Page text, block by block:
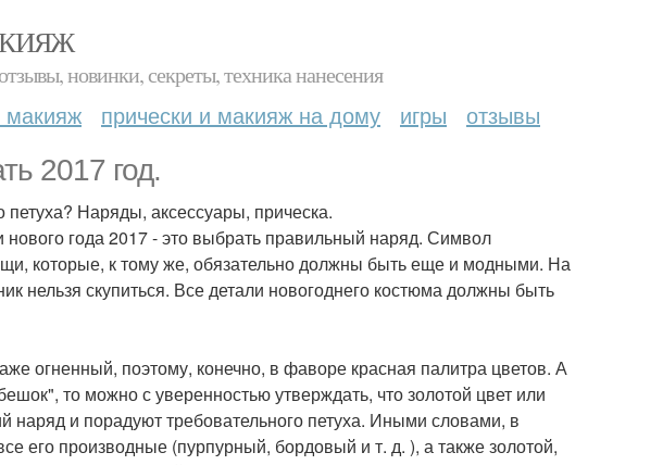
новинки, секреты, техника нанесения
макияж прически и макияж на дому игры отзывы
2017 год.
петуха? Наряды, аксессуары, прическа.
года 2017 - это выбрать правильный наряд. Символ
которые, к тому же, обязательно должны быть еще и модными. На
нельзя скупиться. Все детали новогоднего костюма должны быть
огненный, поэтому, конечно, в фаворе красная палитра цветов. А
то можно с уверенностью утверждать, что золотой цвет или
наряд и порадуют требовательного петуха. Иными словами, в
его производные (пурпурный, бордовый и т. д. ), а также золотой,